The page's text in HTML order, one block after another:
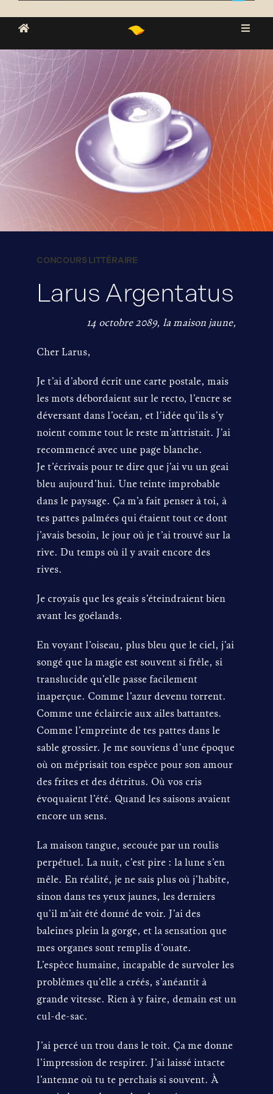
CONCOURS LITTÉRAIRE
Larus Argentatus
14 octobre 2089, la maison jaune,
Cher Larus,
Je t’ai d’abord écrit une carte postale, mais
les mots débordaient sur le recto, l’encre se
déversant dans l’océan, et l’idée qu’ils s’y
noient comme tout le reste m’attristait. J’ai
recommencé avec une page blanche.
Je t’écrivais pour te dire que j’ai vu un geai
bleu aujourd’hui. Une teinte improbable
dans le paysage. Ça m’a fait penser à toi, à
tes pattes palmées qui étaient tout ce dont
j’avais besoin, le jour où je t’ai trouvé sur la
rive. Du temps où il y avait encore des
rives.
Je croyais que les geais s’éteindraient bien
avant les goélands.
En voyant l’oiseau, plus bleu que le ciel, j’ai
songé que la magie est souvent si frêle, si
translucide qu’elle passe facilement
inaperçue. Comme l’azur devenu torrent.
Comme une éclaircie aux ailes battantes.
Comme l’empreinte de tes pattes dans le
sable grossier. Je me souviens d’une époque
où on méprisait ton espèce pour son amour
des frites et des détritus. Où vos cris
évoquaient l’été. Quand les saisons avaient
encore un sens.
La maison tangue, secouée par un roulis
perpétuel. La nuit, c’est pire : la lune s’en
mêle. En réalité, je ne sais plus où j’habite,
sinon dans tes yeux jaunes, les derniers
qu’il m’ait été donné de voir. J’ai des
baleines plein la gorge, et la sensation que
mes organes sont remplis d’ouate.
L’espèce humaine, incapable de survoler les
problèmes qu’elle a créés, s’anéantit à
grande vitesse. Rien à y faire, demain est un
cul-de-sac.
J’ai percé un trou dans le toit. Ça me donne
l’impression de respirer. J’ai laissé intacte
l’antenne où tu te perchais si souvent. À